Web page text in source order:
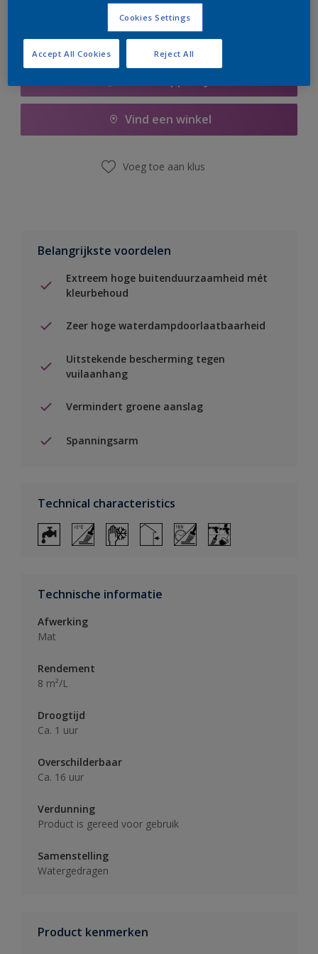
Vind een winkel
Voeg toe aan klus
Belangrijkste voordelen
Extreem hoge buitenduurzaamheid mét
kleurbehoud
Zeer hoge waterdampdoorlaatbaarheid
Uitstekende bescherming tegen
vuilaanhang
Vermindert groene aanslag
Spanningsarm
Technical characteristics
Technische informatie
Afwerking
Mat
Rendement
8 m²/L
Droogtijd
Ca. 1 uur
Overschilderbaar
Ca. 16 uur
Verdunning
Product is gereed voor gebruik
Samenstelling
Watergedragen
Product kenmerken
Cookies Settings
Reject All
Accept All Cookies